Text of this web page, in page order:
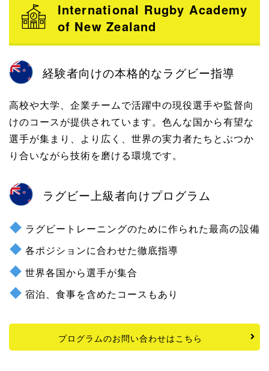
International Rugby Academy
of New Zealand
経験者向けの本格的なラグビー指導
高校や大学、企業チームで活躍中の現役選手や監督向
けのコースが提供されています。色んな国から有望な
選手が集まり、より広く、世界の実力者たちとぶつか
り合いながら技術を磨ける環境です。
ラグビー上級者向けプログラム
ラグビートレーニングのために作られた最高の設備
各ポジションに合わせた徹底指導
世界各国から選手が集合
宿泊、食事を含めたコースもあり
プログラムのお問い合わせはこちら